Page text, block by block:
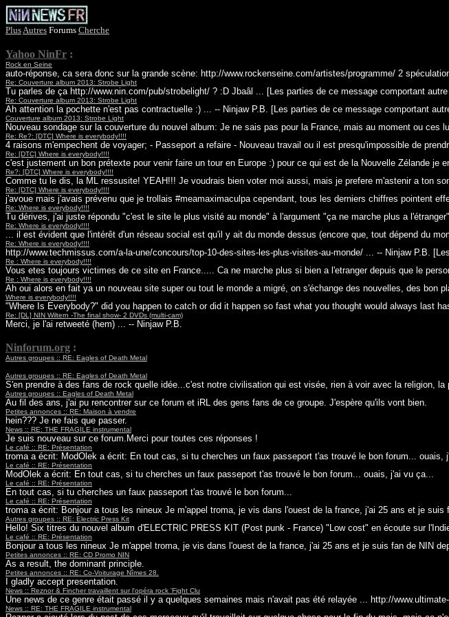
PlusAutres Forums Cherche
Yahoo NinFr :
Rock en Seine
auto-réponse, ca sera donc sur la grande scène: http://www.rockenseine.com/artistes/programme/ 2
Re: Couverture album 2013: Strobe Light
Tu parles de ça http://www.nin.com/pub/strobelight/ ? :D Jbaâl ... [Les parties de ce message comportant
Re: Couverture album 2013: Strobe Light
Ah attention la pochette n'est pas contractuelle :) ... -- Ninjaw P.B. [Les parties de ce message comportant
Couverture album 2013: Strobe Light
Nouveau sondage sur la couverture du nouvel album: Je ne sais pas pour la France, mais au moment ou ces
Re: Re?: [DTC] Where is everybody!!!!
4 raisons m'empechent de voyager; - Passeport a refaire - Nouveau travail ou il est presqu'impossible de
Re: [DTC] Where is everybody!!!!
c'est justement un bon prétexte pour venir faire un tour en Europe :) pour ce qui est de la Nouvelle Zélande je
Re?: [DTC] Where is everybody!!!!
Comme tu le dis, la ML ressusite! YEAH!!! Je voudrais bien voter moi aussi, mais je prefere m'astenir a ton
Re: [DTC] Where is everybody!!!!
j'avoue mais j'avais prévenu que je trollais #meamaximaculpa cependant, tous les derniers chiffres pointent
Re: Where is everybody!!!!
Tu dérives, j'ai juste répondu "c'est le site le plus visité au monde" à l'argument "ça ne marche plus a
Re: Where is everybody!!!!
... il est évident que l'intérêt d'un réseau social est qu'il y ait du monde dessus (encore que, tout dépend du
Re: Where is everybody!!!!
http://www.techmissus.com/a-la-une/concours/top-10-des-sites-les-plus-visites-au-monde/ ... -- Ninjaw P.B.
Re : Where is everybody!!!!
Vous etes toujours victimes de ce site en France..... Ca ne marche plus si bien a l'etranger depuis que le
Re : Where is everybody!!!!
Ah oui alors en fait ya un nouveau site super ou tout le monde a migré, on s'échange des nouvelles, des bon
Where is everybody!!!!
"Where Is Everybody?" did you happen to catch or did it happen so fast what you thought would always last
Re: [DL] NIN Wiltern -The final show- 2 DVDs (multi-cam)
Merci, je l'ai retweeté (hem) ... -- Ninjaw P.B.
Ninforum.org :
Autres groupes :: RE: Eagles of Death Metal
Autres groupes :: RE: Eagles of Death Metal
S'en prendre à des fans de rock quelle idée...c'est notre civilisation qui est visée, rien à voir avec la religion, la
Autres groupes :: Eagles of Death Metal
Au fil des ans, j'ai pu rencontrer sur ce forum et iRL des gens fans de ce groupe. J'espère qu'ils vont bien.
Petites annonces :: RE: Maison à vendre
hein??? Je ne fais que passer.
News :: RE: THE FRAGILE instrumental
Je suis nouveau sur ce forum.Merci pour toutes ces réponses !
Le café :: RE: Présentation
troma a écrit: ModOlek a écrit: En tout cas, si tu cherches un faux passeport t'as trouvé le bon forum... ouais,
Le café :: RE: Présentation
ModOlek a écrit: En tout cas, si tu cherches un faux passeport t'as trouvé le bon forum... ouais, j'ai vu ça...
Le café :: RE: Présentation
En tout cas, si tu cherches un faux passeport t'as trouvé le bon forum...
Le café :: RE: Présentation
troma a écrit: Bonjour a tous les nineux Je m'appel troma, je vis dans l'ouest de la france, j'ai 25 ans et je suis
Autres groupes :: RE: Electric Press Kit
Hello! Six titres du nouvel album d'ELECTRIC PRESS KIT (Post punk - France) "Low cost" en écoute sur
Le café :: RE: Présentation
Bonjour a tous les nineux Je m'appel troma, je vis dans l'ouest de la france, j'ai 25 ans et je suis fan de NIN
Petites annonces :: RE: CD Promo NIN
As a result, the dominant principle.
Petites annonces :: RE: Co-Voiturage Nîmes 28.
I gladly accept presentation.
News :: Reznor & Fincher travaillent sur l'opéra rock 'Fight Clu
Une news de ce genre était passé il y a quelques semaines mais n'avait pas été relayée ... http://
News :: RE: THE FRAGILE instrumental